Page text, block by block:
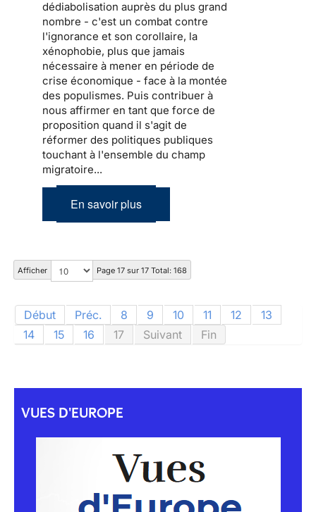
dédiabolisation auprès du plus grand
nombre - c'est un combat contre
l'ignorance et son corollaire, la
xénophobie, plus que jamais
nécessaire à mener en période de
crise économique - face à la montée
des populismes. Puis contribuer à
nous affirmer en tant que force de
proposition quand il s'agit de
réformer des politiques publiques
touchant à l'ensemble du champ
migratoire...
En savoir plus
Afficher Page 17 sur 17 Total: 168
Début Préc. 8 9 10 11 12
13
14
15 16 17 Suivant Fin
VUES D'EUROPE